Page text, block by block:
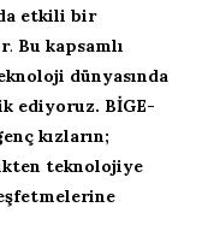
etkili bir
. Bu kapsamlı
dünyasında
ediyoruz. BİGE-
kızların;
teknolojiye